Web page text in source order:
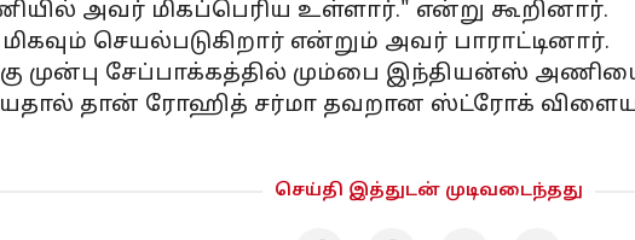
அவர் மிகப்பெரிய உள்ளார்." என்று கூறினார்.
செயல்படுகிறார் என்றும் அவர் பாராட்டினார்.
முன்பு சேப்பாக்கத்தில் மும்பை இந்தியன்ஸ்
தான் ரோஹித் சர்மா தவறான ஸ்ட்ரோக்
செய்தி இத்துடன் முடிவடைந்தது